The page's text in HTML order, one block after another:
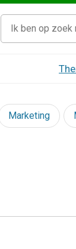
Marketing